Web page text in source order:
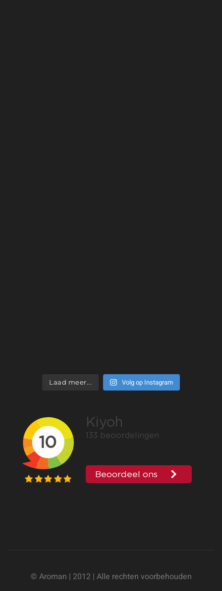
Laad meer... Volg op Instagram
© Aroman | 2012 | Alle rechten voorbehouden